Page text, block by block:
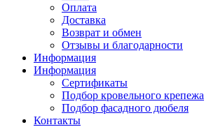
Оплата
Доставка
Возврат и обмен
Отзывы и благодарности
Информация
Информация
Сертификаты
Подбор кровельного крепежа
Подбор фасадного дюбеля
Контакты